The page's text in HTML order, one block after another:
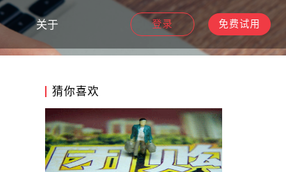
关于 登录 免费试用
猜你喜欢